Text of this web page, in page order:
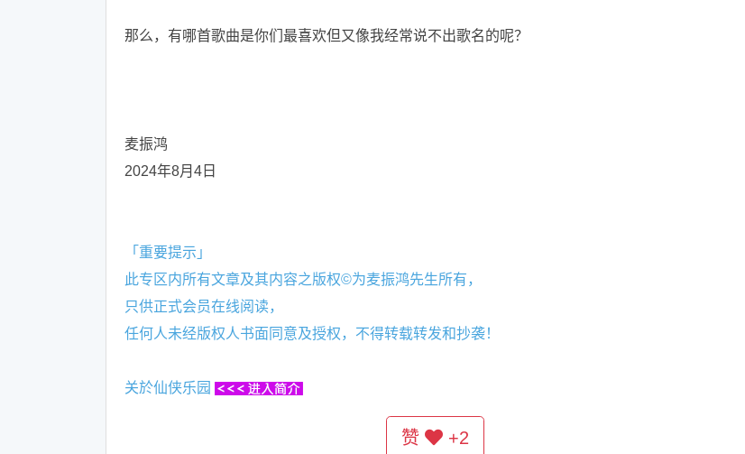
那么，有哪首歌曲是你们最喜欢但又像我经常说不出歌名的呢？
麦振鸿
2024年8月4日
「重要提示」
此专区内所有文章及其内容之版权©为麦振鸿先生所有，
只供正式会员在线阅读，
任何人未经版权人书面同意及授权，不得转载转发和抄袭！
关於仙侠乐园
赞 +2